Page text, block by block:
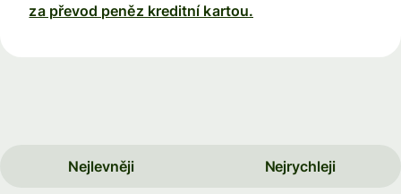
za převod peněz kreditní kartou.
Nejlevněji Nejrychleji